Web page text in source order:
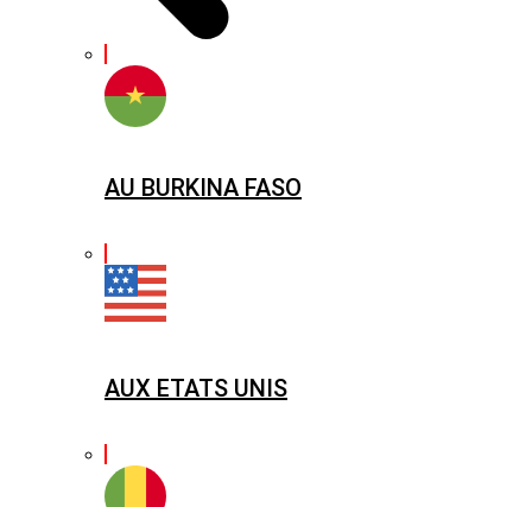
AU BURKINA FASO
AUX ETATS UNIS